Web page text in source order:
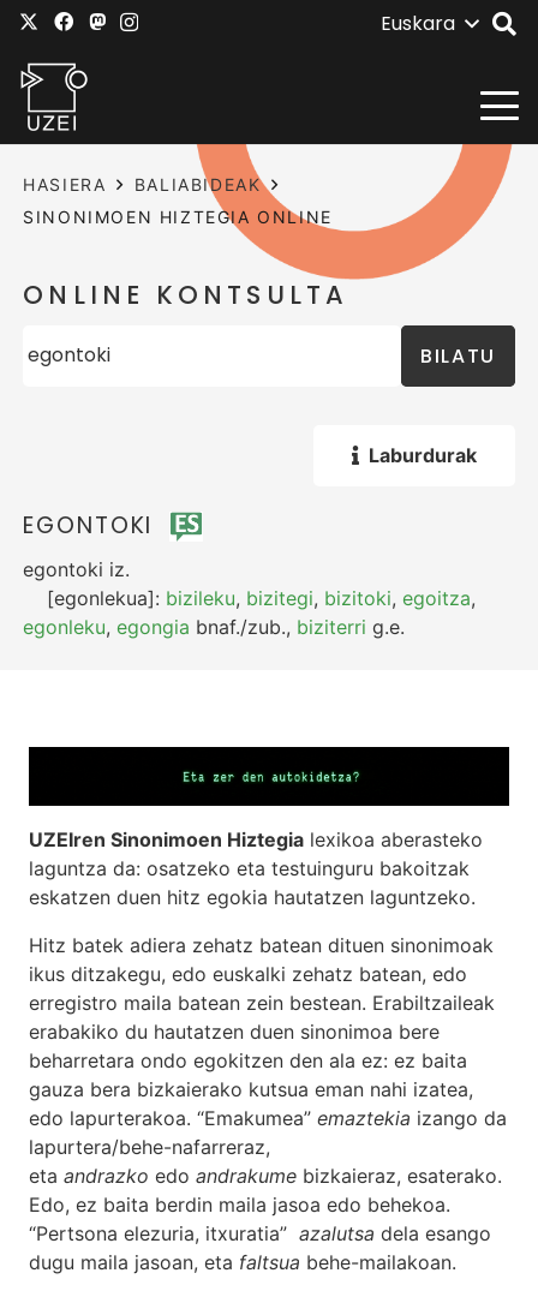
Euskara
HASIERA
BALIABIDEAK
SINONIMOEN HIZTEGIA ONLINE
ONLINE KONTSULTA
BILATU
Laburdurak
EGONTOKI
egontoki iz.
[egonlekua]: bizileku, bizitegi, bizitoki,egoitza,
egonleku,egongia bnaf./zub., biziterri g.e.
UZEIren Sinonimoen Hiztegia lexikoa aberasteko
laguntza da: osatzeko eta testuinguru bakoitzak
eskatzen duen hitz egokia hautatzen laguntzeko.
Hitz batek adiera zehatz batean dituen sinonimoak
ikus ditzakegu, edo euskalki zehatz batean, edo
erregistro maila batean zein bestean. Erabiltzaileak
erabakiko du hautatzen duen sinonimoa bere
beharretara ondo egokitzen den ala ez: ez baita
gauza bera bizkaierako kutsua eman nahi izatea,
edo lapurterakoa. “Emakumea” emaztekia izango da
lapurtera/behe-nafarreraz,
eta andrazko edo andrakume bizkaieraz, esaterako.
Edo, ez baita berdin maila jasoa edo behekoa.
“Pertsona elezuria, itxuratia” azalutsa dela esango
dugu maila jasoan, eta faltsua behe-mailakoan.